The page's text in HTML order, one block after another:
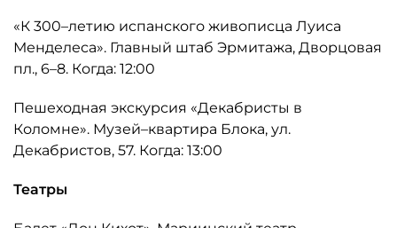
«К 300–летию испанского живописца Луиса
Менделеса». Главный штаб Эрмитажа, Дворцовая
пл., 6–8. Когда: 12:00
Пешеходная экскурсия «Декабристы в
Коломне». Музей–квартира Блока, ул.
Декабристов, 57. Когда: 13:00
Театры